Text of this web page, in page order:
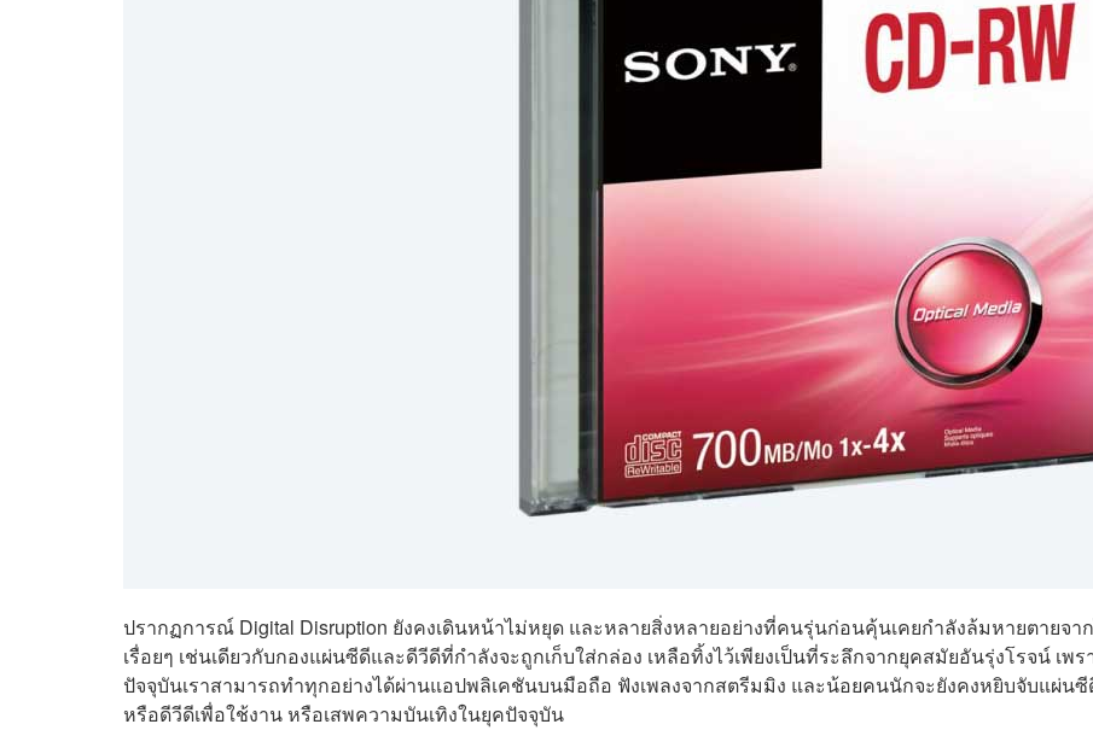
ปรากฏการณ์ Digital Disruption ยังคงเดินหน้าไม่หยุด และหลายสิ่งหลายอย่างที่คนรุ่นก่อนคุ้นเคยกำลังล้มหายตายจา
เรื่อยๆ เช่นเดียวกับกองแผ่นซีดีและดีวีดีที่กำลังจะถูกเก็บใส่กล่อง เหลือทิ้งไว้เพียงเป็นที่ระลึกจากยุคสมัยอันรุ่งโรจน์ เพร
ปัจจุบันเราสามารถทำทุกอย่างได้ผ่านแอปพลิเคชันบนมือถือ ฟังเพลงจากสตรีมมิง และน้อยคนนักจะยังคงหยิบจับแผ่น
หรือดีวีดีเพื่อใช้งาน หรือเสพความบันเทิงในยุคปัจจุบัน